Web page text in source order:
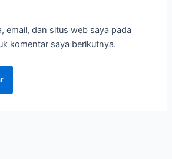
email, dan situs web saya pada
komentar saya berikutnya.